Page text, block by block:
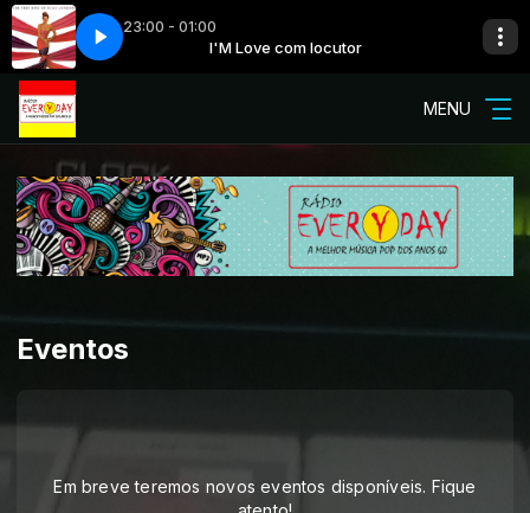
23:00 - 01:00
I'M Love com locutor
Me a River Julie London - Cry Me a River
MENU
Eventos
Em breve teremos novos eventos disponíveis. Fique